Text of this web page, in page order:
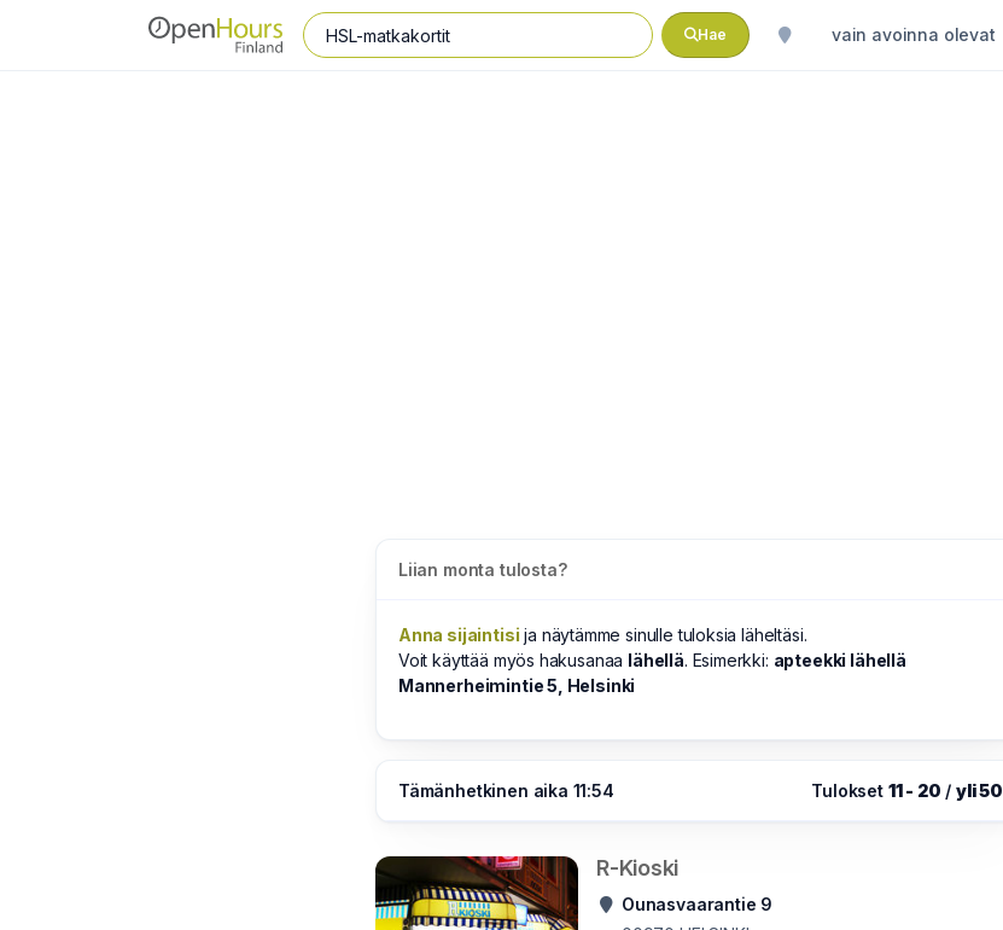
Hae vain avoinna olevat
Liian monta tulosta?
Anna sijaintisi ja näytämme sinulle tuloksia läheltäsi.
Voit käyttää myös hakusanaa lähellä. Esimerkki: apteekki lähellä
Mannerheimintie 5, Helsinki
Tämänhetkinen aika 11:54 Tulokset 11 - 20 /yli 50
R-Kioski
Ounasvaarantie 9